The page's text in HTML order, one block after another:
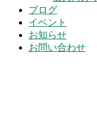
ブログ
イベント
お知らせ
お問い合わせ